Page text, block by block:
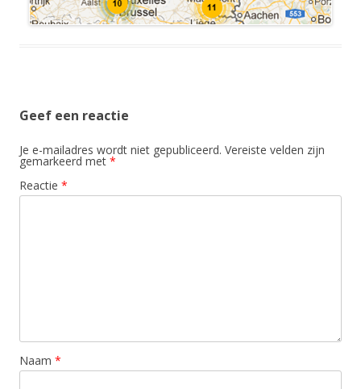
Geef een reactie
Je e-mailadres wordt niet gepubliceerd. Vereiste velden zijn
gemarkeerd met *
Reactie *
Naam *